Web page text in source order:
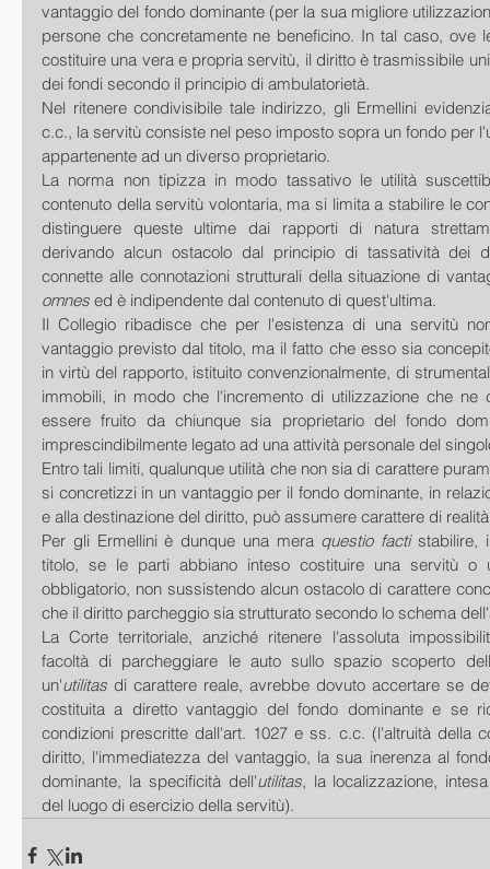
vantaggio del fondo dominante (per la sua migliore
persone che concretamente ne beneficino. In tal caso, ove
costituire una vera e propria servitù, il diritto è trasmissibile
dei fondi secondo il principio di ambulatorietà.
Nel ritenere condivisibile tale indirizzo, gli Ermellini
c.c., la servitù consiste nel peso imposto sopra un fondo per
appartenente ad un diverso proprietario.
La norma non tipizza in modo tassativo le utilità
contenuto della servitù volontaria, ma si limita a stabilire le
distinguere queste ultime dai rapporti di natura
derivando alcun ostacolo dal principio di tassatività dei
connette alle connotazioni strutturali della situazione di
omnes ed è indipendente dal contenuto di quest'ultima.
Il Collegio ribadisce che per l'esistenza di una servitù
vantaggio previsto dal titolo, ma il fatto che esso sia
in virtù del rapporto, istituito convenzionalmente, di
immobili, in modo che l'incremento di utilizzazione che ne
essere fruito da chiunque sia proprietario del fondo
imprescindibilmente legato ad una attività personale del
Entro tali limiti, qualunque utilità che non sia di carattere
si concretizzi in un vantaggio per il fondo dominante, in
e alla destinazione del diritto, può assumere carattere di
Per gli Ermellini è dunque una mera questio facti stabilire,
titolo, se le parti abbiano inteso costituire una servitù o
obbligatorio, non sussistendo alcun ostacolo di carattere
che il diritto parcheggio sia strutturato secondo lo schema
La Corte territoriale, anziché ritenere l'assoluta
facoltà di parcheggiare le auto sullo spazio scoperto
un'utilitas di carattere reale, avrebbe dovuto accertare se
costituita a diretto vantaggio del fondo dominante e se
condizioni prescritte dall'art. 1027 e ss. c.c. (l'altruità della
diritto, l'immediatezza del vantaggio, la sua inerenza al
dominante, la specificità dell'utilitas, la localizzazione,
del luogo di esercizio della servitù).